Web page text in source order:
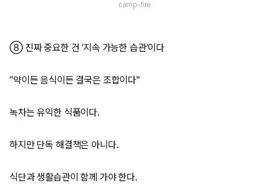
camp-fire
⑧ 진짜 중요한 건 ‘지속 가능한 습관’이다
"약이든 음식이든 결국은 조합이다"
녹차는 유익한 식품이다.
하지만 단독 해결책은 아니다.
식단과 생활습관이 함께 가야 한다.